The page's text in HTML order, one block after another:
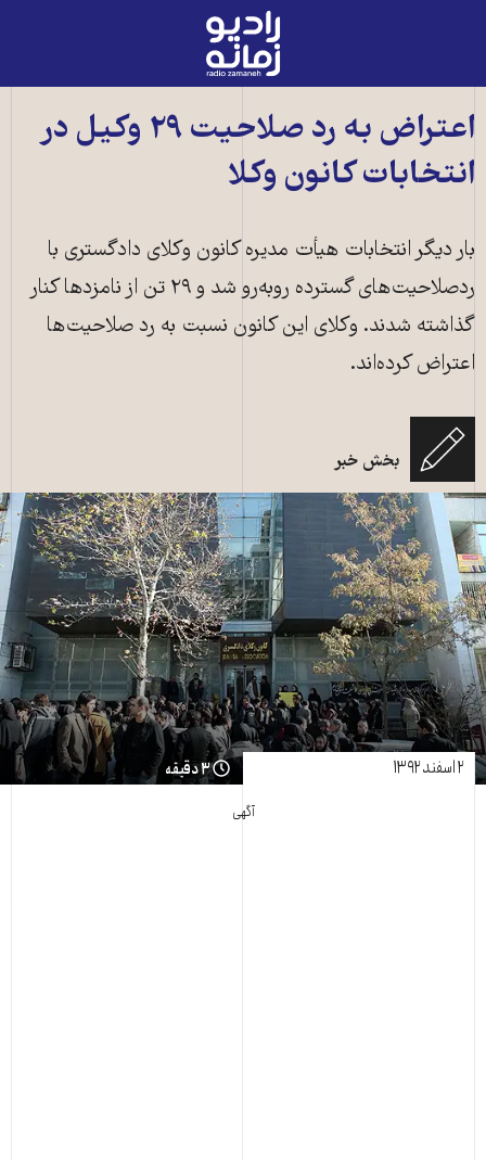
رادیو
زمانه
صفحه
اصلی
اعتراض به رد صلاحيت ۲۹ وکيل در
انتخابات کانون وکلا
بار ديگر انتخابات هيأت مديره کانون وکلای دادگستری با
ردصلاحيت‌های گسترده روبه‌رو شد و ۲۹ تن از نامزدها کنار
گذاشته شدند. وکلای اين کانون نسبت به رد صلاحيت‌ها
اعتراض کرده‌اند.
بخش خبر
۲ اسفند ۱۳۹۲ ۳ دقیقه
آگهی